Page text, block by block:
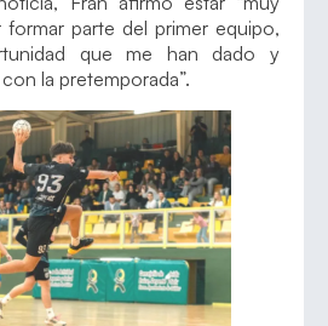
parte del primer equipo,
que me han dado y
la pretemporada”.